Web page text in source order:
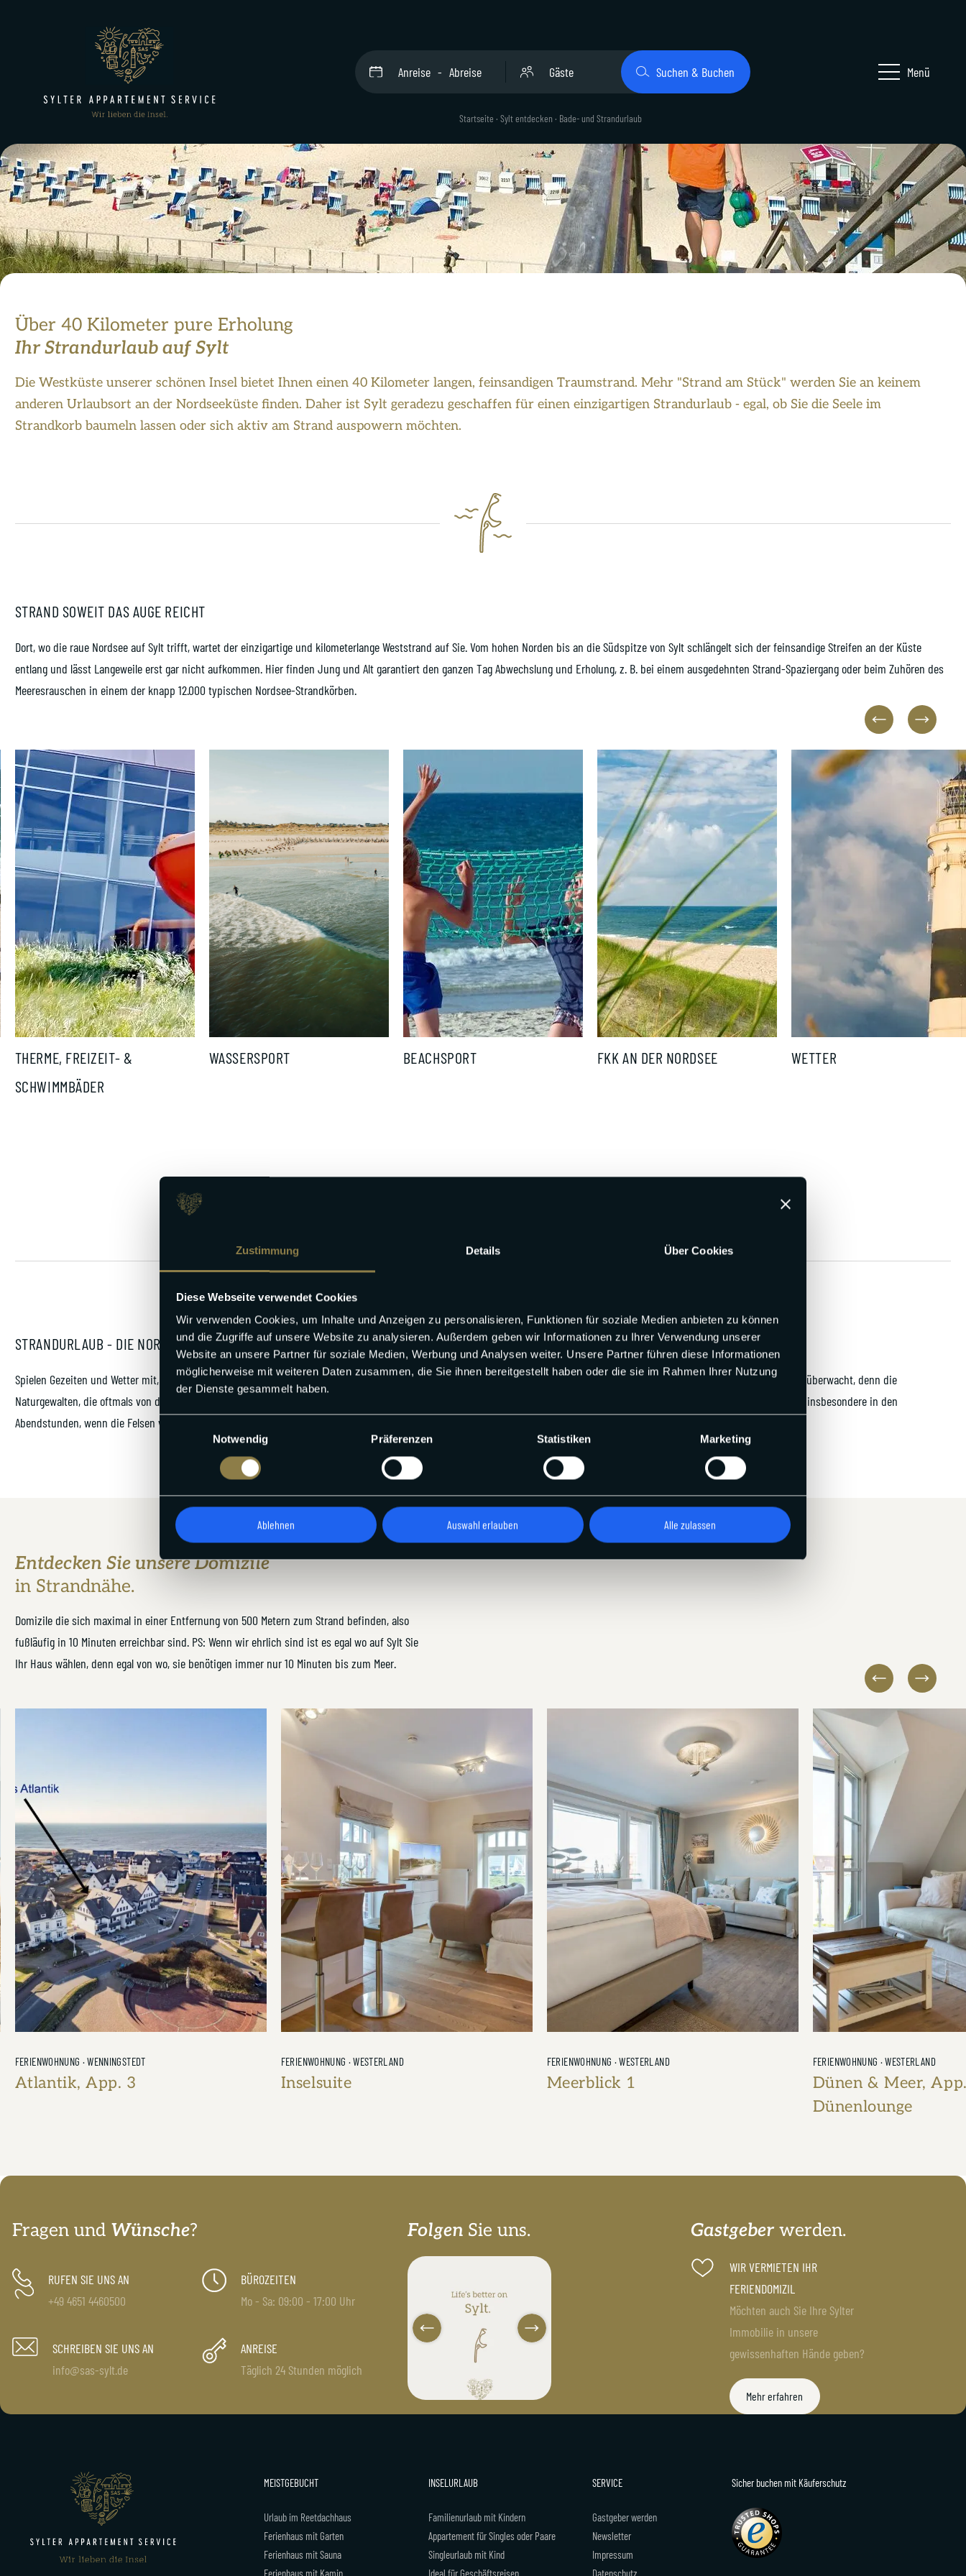
Zustimmung Details Über Cookies
Diese Webseite verwendet Cookies
Wir verwenden Cookies, um Inhalte und Anzeigen zu personalisieren, Funktionen für soziale Medien anbieten zu können
und die Zugriffe auf unsere Website zu analysieren. Außerdem geben wir Informationen zu Ihrer Verwendung unserer
Website an unsere Partner für soziale Medien, Werbung und Analysen weiter. Unsere Partner führen diese Informationen
möglicherweise mit weiteren Daten zusammen, die Sie ihnen bereitgestellt haben oder die sie im Rahmen Ihrer Nutzung
der Dienste gesammelt haben.
Einwilligungsauswahl
Notwendig
Präferenzen Statistiken Marketing
Ablehnen Auswahl erlauben Alle zulassen
Anreise Abreise Gäste Suchen & Buchen
Startseite · Sylt entdecken · Bade- und Strandurlaub
Menü
Über 40 Kilometer pure Erholung
Ihr Strandurlaub auf Sylt
Die Westküste unserer schönen Insel bietet Ihnen einen 40 Kilometer langen, feinsandigen Traumstrand. Mehr "Strand am Stück" werden Sie an keinem
anderen Urlaubsort an der Nordseeküste finden. Daher ist Sylt geradezu geschaffen für einen einzigartigen Strandurlaub - egal, ob Sie die Seele im
Strandkorb baumeln lassen oder sich aktiv am Strand auspowern möchten.
STRAND SOWEIT DAS AUGE REICHT
Dort, wo die raue Nordsee auf Sylt trifft, wartet der einzigartige und kilometerlange Weststrand auf Sie. Vom hohen Norden bis an die Südspitze von Sylt schlängelt sich der feinsandige Streifen an der Küste
entlang und lässt Langeweile erst gar nicht aufkommen. Hier finden Jung und Alt garantiert den ganzen Tag Abwechslung und Erholung, z. B. bei einem ausgedehnten Strand-Spaziergang oder beim Zuhören des
Meeresrauschen in einem der knapp 12.000 typischen Nordsee-Strandkörben.
FREIZEIT- &
WASSERSPORT BEACHSPORT FKK AN DER NORDSEE WETTER
STRANDURLAUB - DIE NORDSEE AM WESTSTRAND GENIESSEN
Spielen Gezeiten und Wetter mit, ist der Weststrand ebenfalls perfekt geeignet, um sich in der Brandung der Nordsee abzukühlen. Selbstverständlich wird der Strand von der DLRG überwacht, denn die
Naturgewalten, die oftmals von der offenen See heranbrausen, sollten Sie nicht unterschätzen. Dann lohnt sich ein Ausflug zum Roten Kliff zwischen Wenningstedt und Kampen — insbesondere in den
Abendstunden, wenn die Felsen von der Sonne in ein unvergleichliches Rot getaucht werden.
Entdecken Sie unsere Domizile
in Strandnähe.
Domizile die sich maximal in einer Entfernung von 500 Metern zum Strand befinden, also
fußläufig in 10 Minuten erreichbar sind. PS: Wenn wir ehrlich sind ist es egal wo auf Sylt Sie
Ihr Haus wählen, denn egal von wo, sie benötigen immer nur 10 Minuten bis zum Meer.
FERIENWOHNUNG · WESTERLAND
Inselsuite
FERIENWOHNUNG · WESTERLAND
Meerblick 1
FERIENWOHNUNG · WESTERLAND
Dünen & Meer, App. 10
FERIENWOHNUNG · WESTERLAND
Strandresidenz,
Langeneß
Fragen und Wünsche?
RUFEN SIE UNS AN
+49 4651 4460500
BÜROZEITEN
Mo - Sa: 09:00 - 17:00 Uhr
SCHREIBEN SIE UNS AN
info@sas-sylt.de
ANREISE
Täglich 24 Stunden möglich
Folgen Sie uns.
sylterappartementservice
Gastgeberwerden.
WIR VERMIETEN IHR
FERIENDOMIZIL
Möchten auch Sie Ihre Sylter
Immobilie in unsere
gewissenhaften Hände geben?
Mehr erfahren
MEISTGEBUCHT
Urlaub im Reetdachhaus
Ferienhaus mit Garten
Ferienhaus mit Sauna
Ferienhaus mit Kamin
INSELURLAUB
Familienurlaub mit Kindern
Appartement für Singles oder Paare
Singleurlaub mit Kind
Ideal für Geschäftsreisen
SERVICE
Gastgeber werden
Newsletter
Impressum
Datenschutz
Sicher buchen mit Käuferschutz